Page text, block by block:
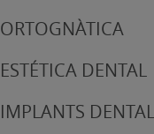
ORTOGNÀTICA
ESTÉTICA DENTAL
IMPLANTS